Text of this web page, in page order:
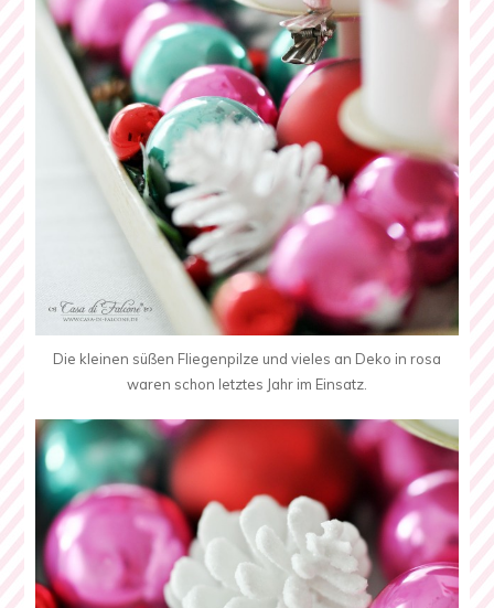
Die kleinen süßen Fliegenpilze und vieles an Deko in rosa
waren schon letztes Jahr im Einsatz.